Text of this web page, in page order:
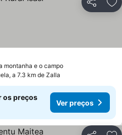
Partilhar
montanha e o campoVer preços
a 7.3 km de Zalla
os preços
Ver preços